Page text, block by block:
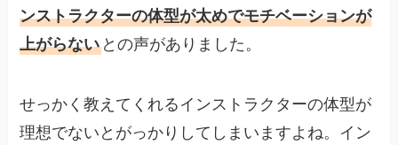
ンストラクターの体型が太めでモチベーションが
上がらない との声がありました。
せっかく教えてくれるインストラクターの体型が
理想でないとがっかりしてしまいますよね。イン